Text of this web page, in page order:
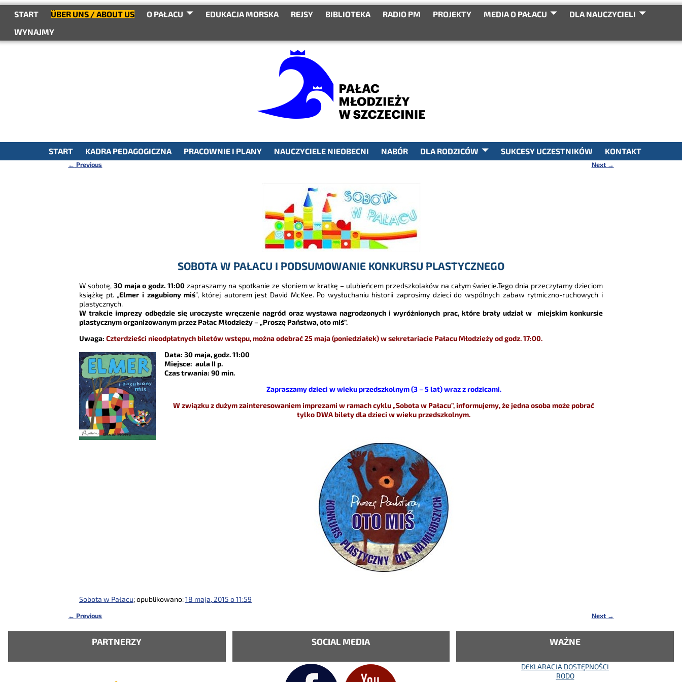
treściSTART ÜBER UNS / ABOUT US O PAŁACU EDUKACJA MORSKA REJSY BIBLIOTEKA RADIO PM PROJEKTY MEDIA O PAŁACU
DLA NAUCZYCIELI
WYNAJMY
SEARCH
START
KADRA PEDAGOGICZNA PRACOWNIE I PLANY NAUCZYCIELE NIEOBECNI NABÓR DLA RODZICÓW SUKCESY UCZESTNIKÓW KONTAKT
← Previous Next →
SOBOTA W PAŁACU I PODSUMOWANIE KONKURSU PLASTYCZNEGO
W sobotę, 30 maja o godz. 11:00 zapraszamy na spotkanie ze słoniem w kratkę – ulubieńcem przedszkolaków na całym świecie.Tego dnia przeczytamy dzieciom
książkę pt. „Elmer i zagubiony miś”, której autorem jest David McKee. Po wysłuchaniu historii zaprosimy dzieci do wspólnych zabaw rytmiczno-ruchowych i
plastycznych.
W trakcie imprezy odbędzie się uroczyste wręczenie nagród oraz wystawa nagrodzonych i wyróżnionych prac, które brały udział w miejskim konkursie
plastycznym organizowanym przez Pałac Młodzieży – „Proszę Państwa, oto miś”.
Uwaga: Czterdzieści nieodpłatnych biletów wstępu, można odebrać 25 maja (poniedziałek) w sekretariacie Pałacu Młodzieży od godz. 17:00.
Data: 30 maja, godz. 11:00
Miejsce: aula II p.
Czas trwania: 90 min.
Zapraszamy dzieci w wieku przedszkolnym (3 – 5 lat) wraz z rodzicami.
W związku z dużym zainteresowaniem imprezami w ramach cyklu „Sobota w Pałacu”, informujemy, że jedna osoba może pobrać
tylko DWA bilety dla dzieci w wieku przedszkolnym.
Sobota w Pałacu; opublikowano:18 maja, 2015 o 11:59
← Previous Next →
PARTNERZY SOCIAL MEDIA WAŻNE
DEKLARACJA DOSTĘPNOŚCI
RODO